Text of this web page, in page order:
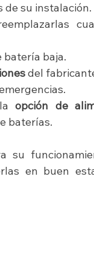
su instalación.
batería baja.
del
la opción de
baterías.
su
en buen